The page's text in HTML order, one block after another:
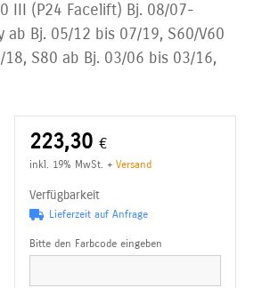
III (P24 Facelift) Bj. 08/07-
ab Bj. 05/12 bis 07/19, S60/V60
S80 ab Bj. 03/06 bis 03/16,
223,30 €
inkl. 19% MwSt. +Versand
Verfügbarkeit
Lieferzeit auf Anfrage
Bitte den Farbcode eingeben